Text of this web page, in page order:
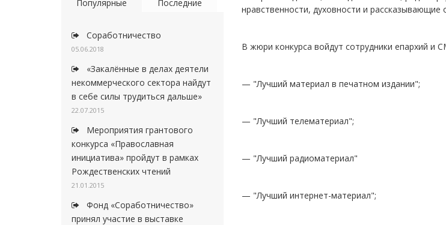
Популярные Последние
Соработничество
05.06.2018
«Закалённые в делах деятели
некоммерческого сектора найдут
в себе силы трудиться дальше»
22.07.2015
Мероприятия грантового
конкурса «Православная
инициатива» пройдут в рамках
Рождественских чтений
21.01.2015
Фонд «Соработничество»
принял участие в выставке
нравственности, духовности и рассказывающие
В жюри конкурса войдут сотрудники епархий
— "Лучший материал в печатном издании";
— "Лучший телематериал";
— "Лучший радиоматериал"
— "Лучший интернет-материал";